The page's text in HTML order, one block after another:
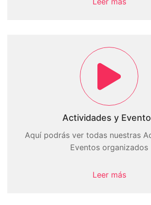
Actividades y
Aquí podrás ver todas nuestras
Eventos organizados
Leer más